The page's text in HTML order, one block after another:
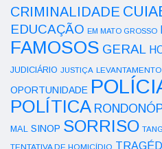
CRIMINALIDADE
EDUCAÇÃO EM MATO GROSSO
FAMOSOS GERAL
JUDICIÁRIO JUSTIÇA LEVANTAMENTO
OPORTUNIDADE
POLÍTICA
MAL SINOP SORRISO
TENTATIVA DE HOMICÍDIO